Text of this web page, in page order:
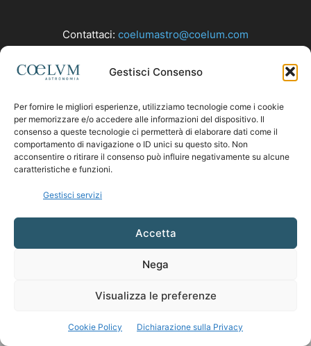
Gestisci Consenso
Per fornire le migliori esperienze, utilizziamo tecnologie come i cookie
per memorizzare e/o accedere alle informazioni del dispositivo. Il
consenso a queste tecnologie ci permetterà di elaborare dati come il
comportamento di navigazione o ID unici su questo sito. Non
acconsentire o ritirare il consenso può influire negativamente su alcune
caratteristiche e funzioni.
Gestisci servizi
Accetta
Nega
Visualizza le preferenze
Cookie Policy Dichiarazione sulla Privacy
Contattaci: coelumastro@coelum.com
SEGUICI